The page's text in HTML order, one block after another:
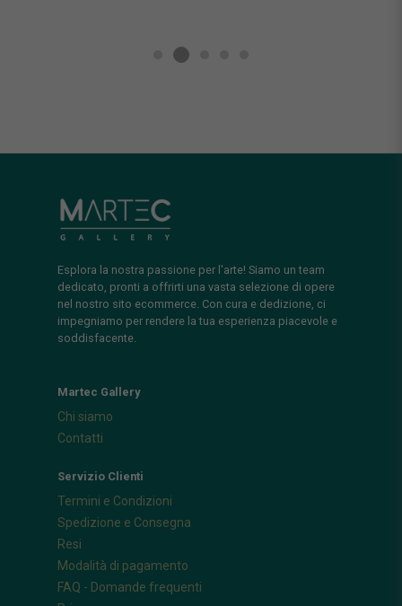
Esplora la nostra passione per l'arte! Siamo un team
dedicato, pronti a offrirti una vasta selezione di opere
nel nostro sito ecommerce. Con cura e dedizione, ci
impegniamo per rendere la tua esperienza piacevole e
soddisfacente.
Martec Gallery
Chi siamo
Contatti
Servizio Clienti
Termini e Condizioni
Spedizione e Consegna
Resi
Modalità di pagamento
FAQ - Domande frequenti